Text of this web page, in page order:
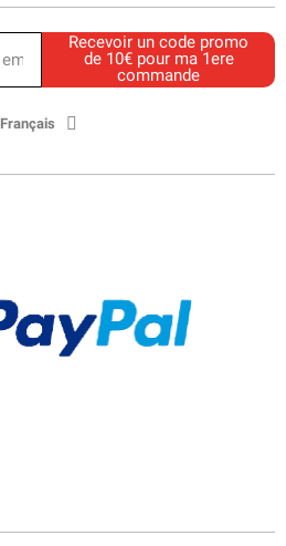
Recevoir un code promo
de 10€ pour ma 1ere
commande
Français